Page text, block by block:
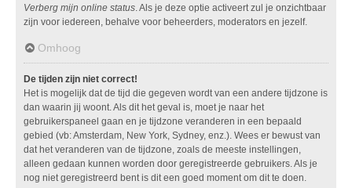
Verberg mijn online status . Als je deze optie activeert zul je onzichtbaar
zijn voor iedereen, behalve voor beheerders, moderators en jezelf.
Omhoog
De tijden zijn niet correct!
Het is mogelijk dat de tijd die gegeven wordt van een andere tijdzone is
dan waarin jij woont. Als dit het geval is, moet je naar het
gebruikerspaneel gaan en je tijdzone veranderen in een bepaald
gebied (vb: Amsterdam, New York, Sydney, enz.). Wees er bewust van
dat het veranderen van de tijdzone, zoals de meeste instellingen,
alleen gedaan kunnen worden door geregistreerde gebruikers. Als je
nog niet geregistreerd bent is dit een goed moment om dit te doen.